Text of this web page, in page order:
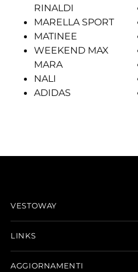
RINALDI
MARELLA SPORT
MATINEE
WEEKEND MAX
MARA
NALI
ADIDAS
VESTOWAY
LINKS
AGGIORNAMENTI